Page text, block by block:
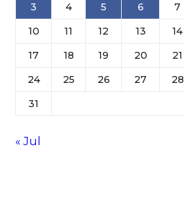
3
4 5 6 7
10
11 12 13 14
17
18 19 20 21
24
25 26 27 28
31
« Jul